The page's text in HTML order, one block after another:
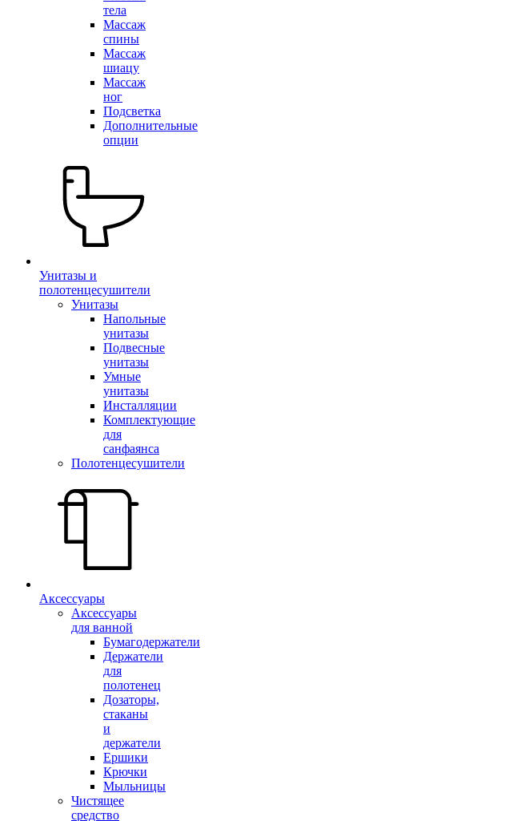
тела
Массаж
спины
Массаж
шиацу
Массаж
ног
Подсветка
Дополнительные
опции
Унитазы и
полотенцесушители
Унитазы
Напольные
унитазы
Подвесные
унитазы
Умные
унитазы
Инсталляции
Комплектующие
для
санфаянса
Полотенцесушители
Аксессуары
Аксессуары
для ванной
Бумагодержатели
Держатели
для
полотенец
Дозаторы,
стаканы
и
держатели
Ершики
Крючки
Мыльницы
Чистящее
средство